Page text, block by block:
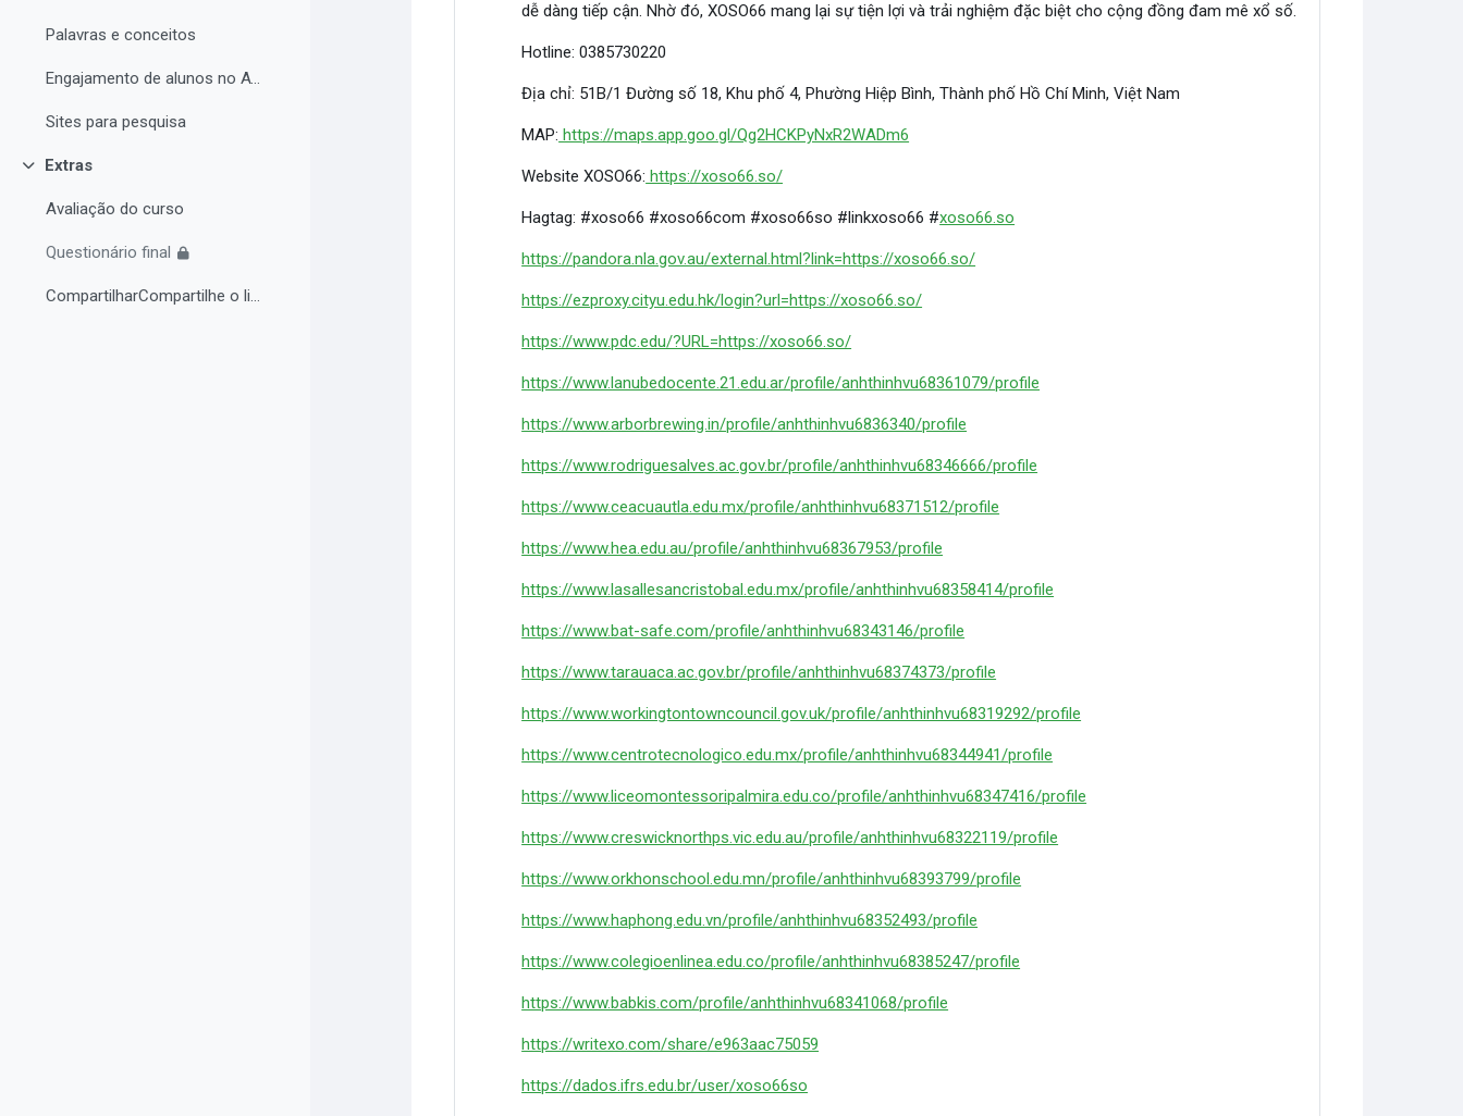
Palavras e conceitos
Engajamento de alunos no AVA e Desempenho Acadêmico
Sites para pesquisa
Contrair
Extras
Avaliação do curso
Questionário final
CompartilharCompartilhe o link do curso em suas re...
dễ dàng tiếp cận. Nhờ đó, XOSO66 mang lại sự tiện lợi và trải nghiệm đặc biệt cho cộng đồng đam mê xổ số.
Hotline: 0385730220
Địa chỉ: 51B/1 Đường số 18, Khu phố 4, Phường Hiệp Bình, Thành phố Hồ Chí Minh, Việt Nam
MAP: https://maps.app.goo.gl/Qg2HCKPyNxR2WADm6
Website XOSO66: https://xoso66.so/
Hagtag: #xoso66 #xoso66com #xoso66so #linkxoso66 #xoso66.so
https://pandora.nla.gov.au/external.html?link=https://xoso66.so/
https://ezproxy.cityu.edu.hk/login?url=https://xoso66.so/
https://www.pdc.edu/?URL=https://xoso66.so/
https://www.lanubedocente.21.edu.ar/profile/anhthinhvu68361079/profile
https://www.arborbrewing.in/profile/anhthinhvu6836340/profile
https://www.rodriguesalves.ac.gov.br/profile/anhthinhvu68346666/profile
https://www.ceacuautla.edu.mx/profile/anhthinhvu68371512/profile
https://www.hea.edu.au/profile/anhthinhvu68367953/profile
https://www.lasallesancristobal.edu.mx/profile/anhthinhvu68358414/profile
https://www.bat-safe.com/profile/anhthinhvu68343146/profile
https://www.tarauaca.ac.gov.br/profile/anhthinhvu68374373/profile
https://www.workingtontowncouncil.gov.uk/profile/anhthinhvu68319292/profile
https://www.centrotecnologico.edu.mx/profile/anhthinhvu68344941/profile
https://www.liceomontessoripalmira.edu.co/profile/anhthinhvu68347416/profile
https://www.creswicknorthps.vic.edu.au/profile/anhthinhvu68322119/profile
https://www.orkhonschool.edu.mn/profile/anhthinhvu68393799/profile
https://www.haphong.edu.vn/profile/anhthinhvu68352493/profile
https://www.colegioenlinea.edu.co/profile/anhthinhvu68385247/profile
https://www.babkis.com/profile/anhthinhvu68341068/profile
https://writexo.com/share/e963aac75059
https://dados.ifrs.edu.br/user/xoso66so